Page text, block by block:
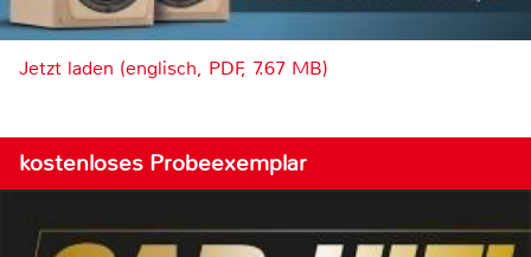
Jetzt laden (englisch, PDF, 7.67 MB)
kostenloses Probeexemplar